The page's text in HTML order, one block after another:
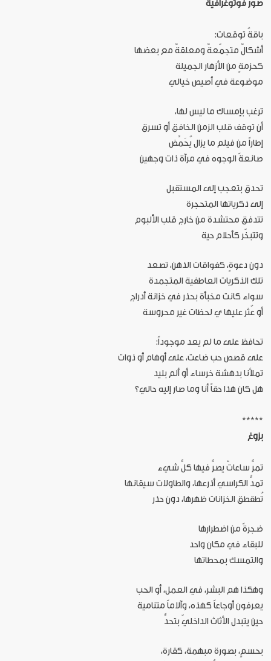
صور فوتوغرافية
باقةُ توقعات:
أشكالٌ متجمّعةٌ ومعلقةٌ مع بعضها
كحزمةٍ من الأزهار الجميلة
موضوعة في أصيص خيالي
ترغب بإمساك ما ليس لها،
أن توقف قلب الزمن الخافق أو تسرق
إطاراً من فيلم ما يزال يُحَمَّض
صانعةً الوجوه في مرآة ذات وجهين
تحدق بتعجب إلى المستقبل
إلى ذكرياتها المتحجرة
تتدفق محتشدة من خارج قلب الألبوم
وتتبخّر كأحلام حية
دون دعوةٍ، كفواقات الذهن، تصعد
تلك الذكريات العاطفية المتجمدة
سواء كانت مخبأة بحذر في خزانة أدراج
أو عُثر عليها ي لحظات غير محروسة
تحافظ على ما لم يعد موجوداً:
على قصص حب ضاعت، على أوهام أو ذوات
تملأنا بدهشة خرساء أو ألم بليد
هل كان هذا حقاً أنا وما صار إليه حالي؟
*****
بزوغ
تمرُّ ساعاتٌ يصرُّ فيها كلُّ شيء
تمدُّ الكراسي أذرعها، والطاولات سيقانها
تُطقطق الخزانات ظهرها، دون حذر
ضجرةً من اضطرارها
للبقاء في مكان واحد
والتمسك بمحطاتها
وهكذا هم البشر، في العمل، أو الحب
يعرفون أوجاعاً كهذه، وآلاماً متنامية
حين يتبدل الأثاث الداخليّ بتحدٍّ
بحسمٍ، بصورة مبهمة، كقارة،